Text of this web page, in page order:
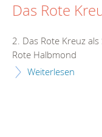
Das Rote
2. Das Rote Kreuz
Rote Halbmond
Weiterlesen